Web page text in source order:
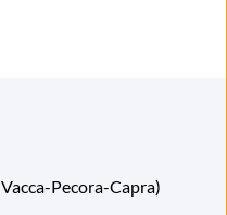
Pecora-Capra)